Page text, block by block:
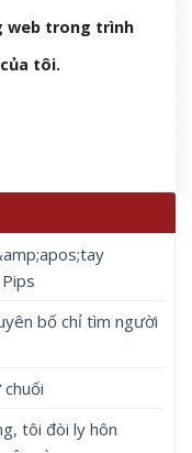
tôi đòi ly hôn nhưng
công khai.